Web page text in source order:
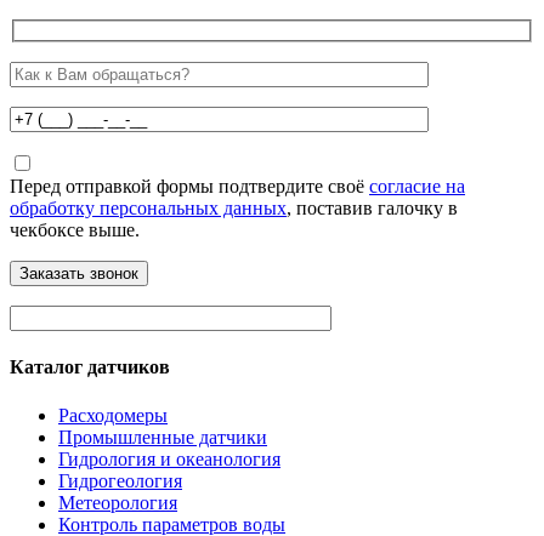
Перед отправкой формы подтвердите своё согласие на
обработку персональных данных, поставив галочку в
чекбоксе выше.
Каталог датчиков
Расходомеры
Промышленные датчики
Гидрология и океанология
Гидрогеология
Метеорология
Контроль параметров воды